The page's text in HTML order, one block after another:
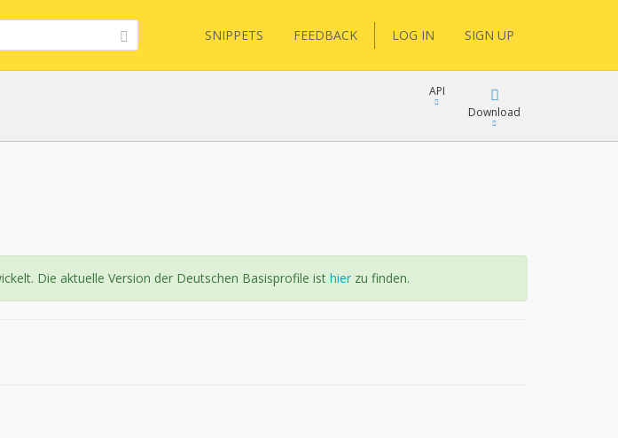
SNIPPETS FEEDBACK LOG IN SIGN UP
API
FHIR
Download
Die aktuelle Version der Deutschen Basisprofile ist hier zu finden.